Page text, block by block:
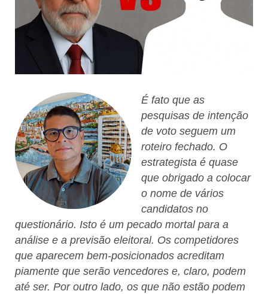
É fato que as
pesquisas de intenção
de voto seguem um
roteiro fechado. O
estrategista é quase
que obrigado a colocar
o nome de vários
candidatos no
questionário. Isto é um pecado mortal para a
análise e a previsão eleitoral. Os competidores
que aparecem bem-posicionados acreditam
piamente que serão vencedores e, claro, podem
até ser. Por outro lado, os que não estão podem